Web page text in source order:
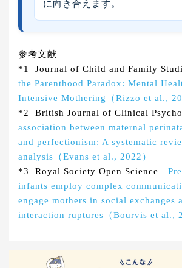
に向き合えます。
参考文献
*1 Journal of Child and Family
the Parenthood Paradox: Mental
Intensive Mothering（Rizzo et al.,
*2 British Journal of Clinical
association between maternal
and perfectionism: A systematic
analysis（Evans et al., 2022）
*3 Royal Society Open Science｜
infants employ complex
engage mothers in social exchanges
interaction ruptures（Bourvis et al.,